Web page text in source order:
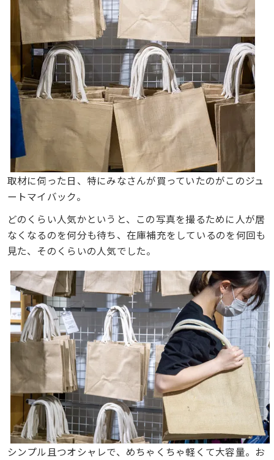
取材に伺った日、特にみなさんが買っていたのがこのジュ
ートマイバック。
どのくらい人気かというと、この写真を撮るために人が居
なくなるのを何分も待ち、在庫補充をしているのを何回も
見た、そのくらいの人気でした。
シンプル且つオシャレで、めちゃくちゃ軽くて大容量。お